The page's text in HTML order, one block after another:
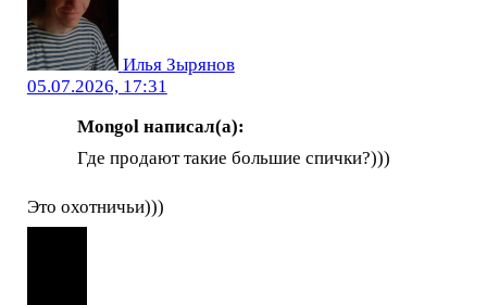
Илья Зырянов
05.07.2026, 17:31
Mоngol написал(а):
Где продают такие большие спички?)))
Это охотничьи)))